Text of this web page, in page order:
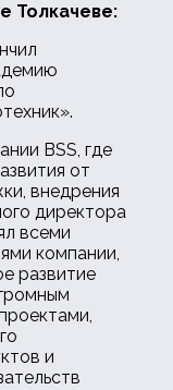
Толкачеве:
BSS, где
от
внедрения
директора
всеми
компании,
развитие
и